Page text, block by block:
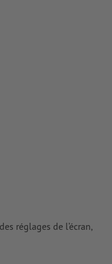
réglages de l’écran,